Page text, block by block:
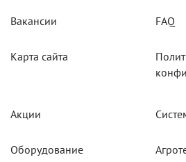
Вакансии
Карта сайта
FAQ
Акции
Оборудование